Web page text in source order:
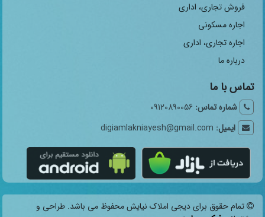
فروش تجاری، اداری
اجاره مسکونی
اجاره تجاری، اداری
درباره ما
تماس با ما
شماره تماس: 09120890056
ایمیل: digiamlakniayesh@gmail.com
تمام حقوق برای دیجی املاک نیایش محفوظ می باشد. طراحی و